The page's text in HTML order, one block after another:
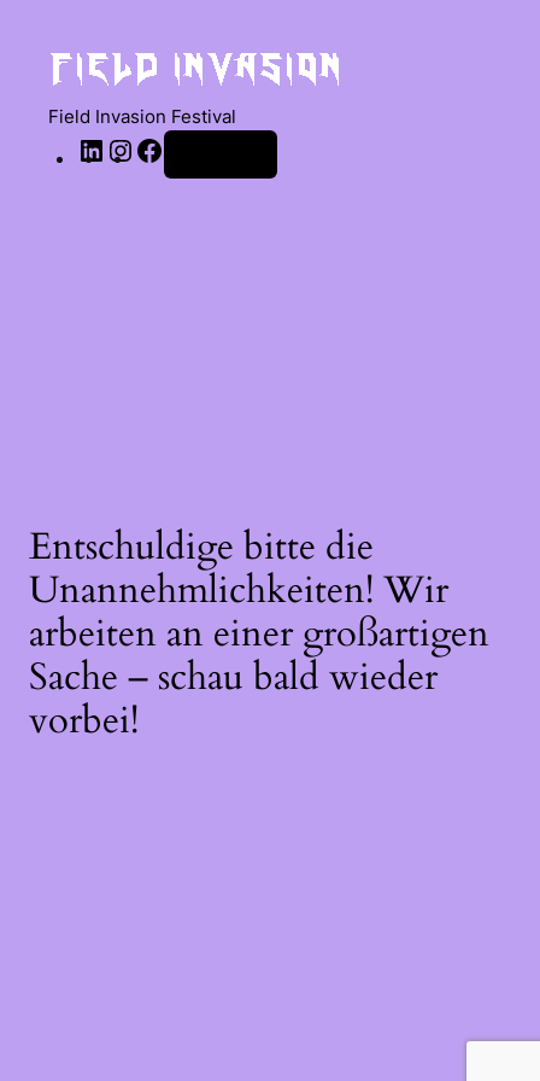
Field Invasion Festival
Entschuldige bitte die
Unannehmlichkeiten! Wir
arbeiten an einer großartigen
Sache – schau bald wieder
vorbei!